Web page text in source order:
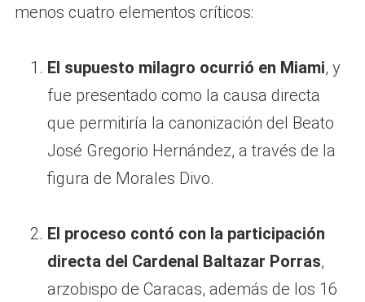
menos cuatro elementos críticos:
El supuesto milagro ocurrió en Miami, y
fue presentado como la causa directa
que permitiría la canonización del Beato
José Gregorio Hernández, a través de la
figura de Morales Divo.
El proceso contó con la participación
directa del Cardenal Baltazar Porras,
arzobispo de Caracas, además de los 16